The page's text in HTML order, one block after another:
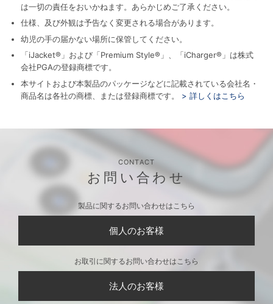
は一切の責任をおいかねます。あらかじめご了承ください。
仕様、及び外観は予告なく変更される場合があります。
幼児の手の届かない場所に保管してください。
「iJacket®」および「Premium Style®」、「iCharger®」は株式
会社PGAの登録商標です。
本サイトおよび本製品のパッケージなどに記載されている会社名・
商品名は各社の商標、または登録商標です。
> 詳しくはこちら
CONTACT
お問い合わせ
製品に関するお問い合わせはこちら
個人のお客様
お取引に関するお問い合わせはこちら
法人のお客様